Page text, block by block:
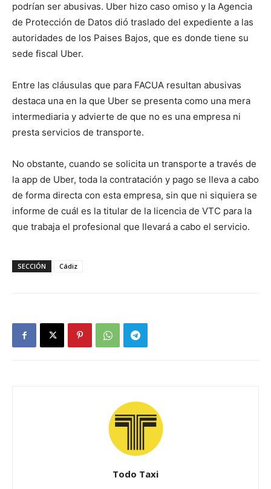
podrían ser abusivas. Uber hizo caso omiso y la Agencia
de Protección de Datos dió traslado del expediente a las
autoridades de los Paises Bajos, que es donde tiene su
sede fiscal Uber.
Entre las cláusulas que para FACUA resultan abusivas
destaca una en la que Uber se presenta como una mera
intermediaria y advierte de que no es una empresa ni
presta servicios de transporte.
No obstante, cuando se solicita un transporte a través de
la app de Uber, toda la contratación y pago se lleva a cabo
de forma directa con esta empresa, sin que ni siquiera se
informe de cuál es la titular de la licencia de VTC para la
que trabaja el profesional que llevará a cabo el servicio.
SECCIÓN Cádiz
Todo Taxi